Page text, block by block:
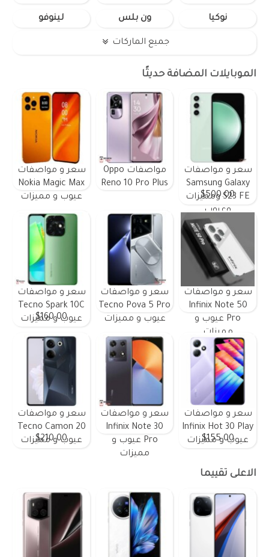
نوكيا ون بلس لينوفو
جميع الماركات
الموبايلات المضافة حديثًا
سعر و مواصفات
Samsung Galaxy
S23 FE ومميزات
وعيوب
$500.00
مواصفات Oppo
Reno 10 Pro Plus
سعر و مواصفات
Nokia Magic Max
عيوب و مميزات
سعر و مواصفات
Infinix Note 50
Pro عيوب و
مميزات
سعر و مواصفات
Tecno Pova 5 Pro
عيوب و مميزات
سعر و مواصفات
Tecno Spark 10C
عيوب و مميزات
$160.00
سعر و مواصفات
Infinix Hot 30 Play
عيوب و مميزات
$155.00
سعر و مواصفات
Infinix Note 30
Pro عيوب و
مميزات
سعر و مواصفات
Tecno Camon 20
عيوب و مميزات
$210.00
الاعلى تقييما